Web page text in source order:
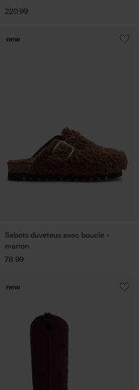
220.99
Sabots duveteux avec boucle -
marron
78.99
new
new